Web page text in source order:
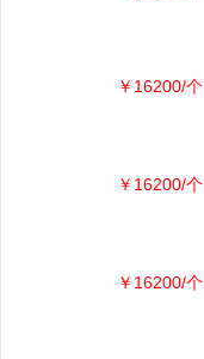
￥16200/个
￥16200/个
￥16200/个